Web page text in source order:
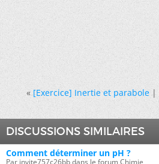
« [Exercice] Inertie et parabole|
DISCUSSIONS SIMILAIRES
Comment déterminer un pH ?
Par invite757c26bb dans le forum Chimie